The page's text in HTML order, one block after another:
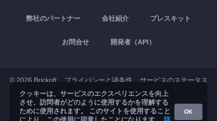
弊社のパートナー 会社紹介 プレスキット
お問合せ 開発者（API）
© 2026 Brickoft プライバシーと諸条件 サービスのステータス
App Store Google Play
クッキーは、サービスのエクスペリエンスを向上
させ、訪問者がどのように使用するかを理解する
ために使用されます。 このサイトを使用すること
OK